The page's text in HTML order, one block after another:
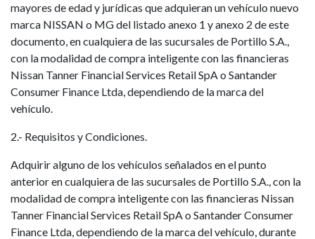
mayores de edad y jurídicas que adquieran un vehículo nuevo
marca NISSAN o MG del listado anexo 1 y anexo 2 de este
documento, en cualquiera de las sucursales de Portillo S.A.,
con la modalidad de compra inteligente con las financieras
Nissan Tanner Financial Services Retail SpA o Santander
Consumer Finance Ltda, dependiendo de la marca del
vehículo.
2.- Requisitos y Condiciones.
Adquirir alguno de los vehículos señalados en el punto
anterior en cualquiera de las sucursales de Portillo S.A., con la
modalidad de compra inteligente con las financieras Nissan
Tanner Financial Services Retail SpA o Santander Consumer
Finance Ltda, dependiendo de la marca del vehículo, durante